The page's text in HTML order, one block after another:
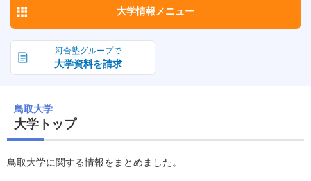
河合塾グループで
大学資料を請求
大学情報 メニュー
鳥取大学
大学トップ
鳥取大学に関する情報をまとめました。